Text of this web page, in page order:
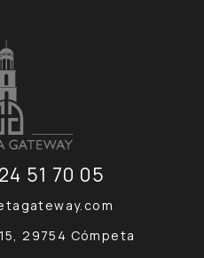
51 70 05
29754 Cómpeta